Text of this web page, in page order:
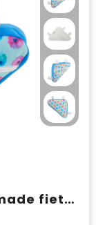
SuboBike Frame - custom made fietstas